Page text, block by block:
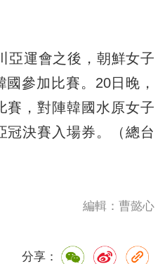
運會之後，朝鮮女子
參加比賽。20日晚，
賽，對陣韓國水原女子
冠決賽入場券。（總台
編輯：曹懿心
分享：